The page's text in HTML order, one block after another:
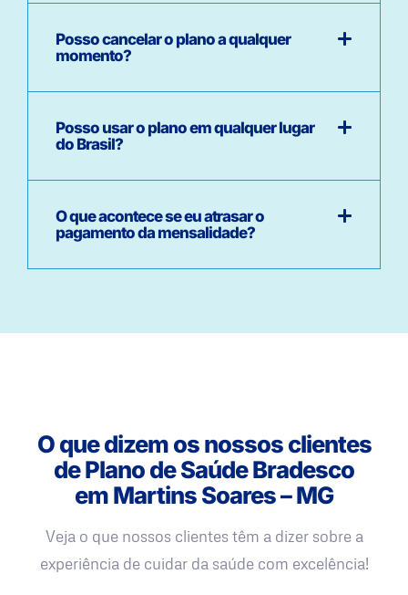
Posso cancelar o plano a qualquer
momento?
Posso usar o plano em qualquer lugar
do Brasil?
O que acontece se eu atrasar o
pagamento da mensalidade?
O que dizem os nossos clientes
de Plano de Saúde Bradesco
em Martins Soares – MG
Veja o que nossos clientes têm a dizer sobre a
experiência de cuidar da saúde com excelência!